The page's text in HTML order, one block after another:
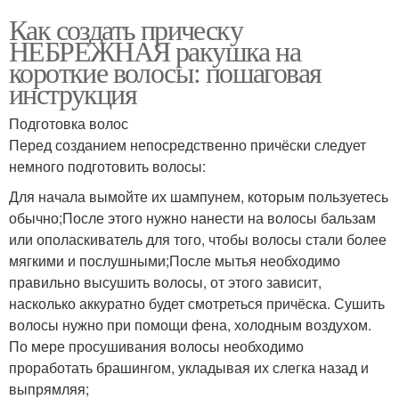
Тенденции для
коротких стрижек
Короткие стрижки
Стрижки для тонких
волос
Уход за тонкими
волосами
Женщины с тонкими
волосами
Волос для женщин
Стрижки на кудрявые
волосы
Как создать прическу
НЕБРЕЖНАЯ ракушка на
короткие волосы: пошаговая
инструкция
Подготовка волос
Перед созданием непосредственно причёски следует
немного подготовить волосы:
Для начала вымойте их шампунем, которым пользуетесь
обычно;После этого нужно нанести на волосы бальзам
или ополаскиватель для того, чтобы волосы стали более
мягкими и послушными;После мытья необходимо
правильно высушить волосы, от этого зависит,
насколько аккуратно будет смотреться причёска. Сушить
волосы нужно при помощи фена, холодным воздухом.
По мере просушивания волосы необходимо
проработать брашингом, укладывая их слегка назад и
выпрямляя;